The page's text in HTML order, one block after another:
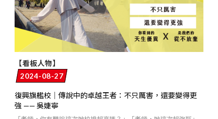
【看板人物】
2024-08-27
復興旗艦校｜傳說中的卓越王者：不只厲害，還要變得更
強 —— 吳婕寧